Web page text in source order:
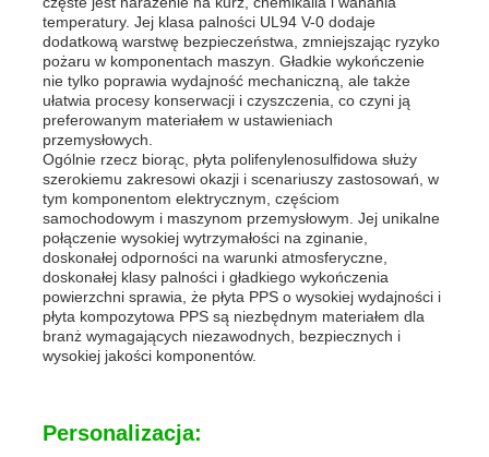
temperatury. Jej klasa palności UL94 V-0 dodaje
dodatkową warstwę bezpieczeństwa, zmniejszając ryzyko
pożaru w komponentach maszyn. Gładkie wykończenie
nie tylko poprawia wydajność mechaniczną, ale także
ułatwia procesy konserwacji i czyszczenia, co czyni ją
preferowanym materiałem w ustawieniach
przemysłowych.
Ogólnie rzecz biorąc, płyta polifenylenosulfidowa służy
szerokiemu zakresowi okazji i scenariuszy zastosowań, w
tym komponentom elektrycznym, częściom
samochodowym i maszynom przemysłowym. Jej unikalne
połączenie wysokiej wytrzymałości na zginanie,
doskonałej odporności na warunki atmosferyczne,
doskonałej klasy palności i gładkiego wykończenia
powierzchni sprawia, że płyta PPS o wysokiej wydajności i
płyta kompozytowa PPS są niezbędnym materiałem dla
branż wymagających niezawodnych, bezpiecznych i
wysokiej jakości komponentów.
Personalizacja: